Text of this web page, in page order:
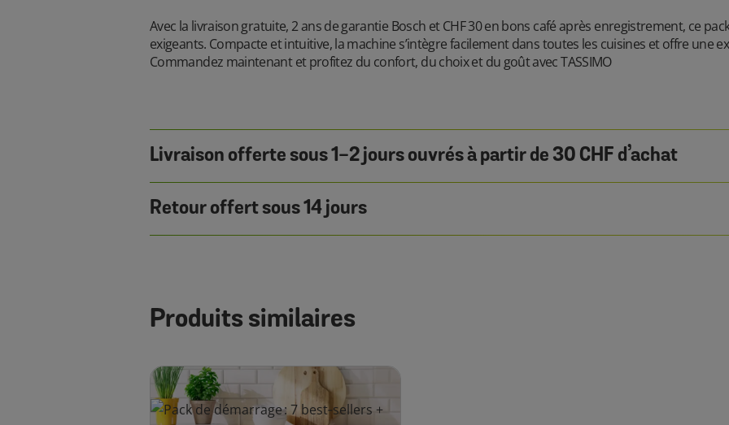
Avec la livraison gratuite, 2 ans de garantie Bosch et CHF 30 en bons café après enregistrement, ce
exigeants. Compacte et intuitive, la machine s’intègre facilement dans toutes les cuisines et offre une
Commandez maintenant et profitez du confort, du choix et du goût avec TASSIMO
Livraison offerte sous 1-2 jours ouvrés à partir de 30 CHF d’achat
Retour offert sous 14 jours
Produits similaires